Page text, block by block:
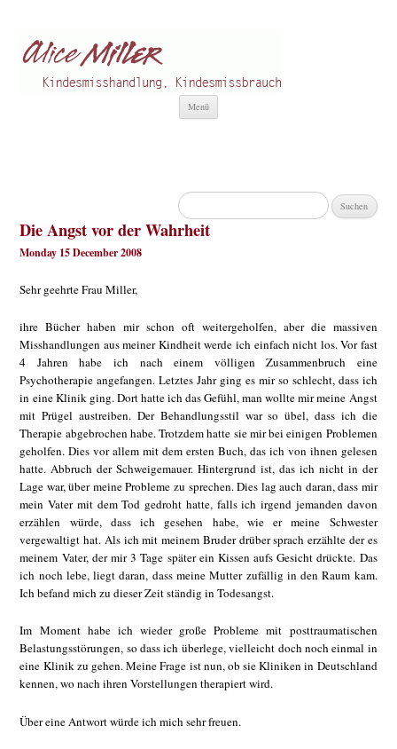
Menü
Suchen
nach:
Die Angst vor der Wahrheit
Monday 15 December 2008
Sehr geehrte Frau Miller,
ihre Bücher haben mir schon oft weitergeholfen, aber die massiven
Misshandlungen aus meiner Kindheit werde ich einfach nicht los. Vor fast
4 Jahren habe ich nach einem völligen Zusammenbruch eine
Psychotherapie angefangen. Letztes Jahr ging es mir so schlecht, dass ich
in eine Klinik ging. Dort hatte ich das Gefühl, man wollte mir meine Angst
mit Prügel austreiben. Der Behandlungsstil war so übel, dass ich die
Therapie abgebrochen habe. Trotzdem hatte sie mir bei einigen Problemen
geholfen. Dies vor allem mit dem ersten Buch, das ich von ihnen gelesen
hatte. Abbruch der Schweigemauer. Hintergrund ist, das ich nicht in der
Lage war, über meine Probleme zu sprechen. Dies lag auch daran, dass mir
mein Vater mit dem Tod gedroht hatte, falls ich irgend jemanden davon
erzählen würde, dass ich gesehen habe, wie er meine Schwester
vergewaltigt hat. Als ich mit meinem Bruder drüber sprach erzählte der es
meinem Vater, der mir 3 Tage später ein Kissen aufs Gesicht drückte. Das
ich noch lebe, liegt daran, dass meine Mutter zufällig in den Raum kam.
Ich befand mich zu dieser Zeit ständig in Todesangst.
Im Moment habe ich wieder große Probleme mit posttraumatischen
Belastungsstörungen, so dass ich überlege, vielleicht doch noch einmal in
eine Klinik zu gehen. Meine Frage ist nun, ob sie Kliniken in Deutschland
kennen, wo nach ihren Vorstellungen therapiert wird.
Über eine Antwort würde ich mich sehr freuen.